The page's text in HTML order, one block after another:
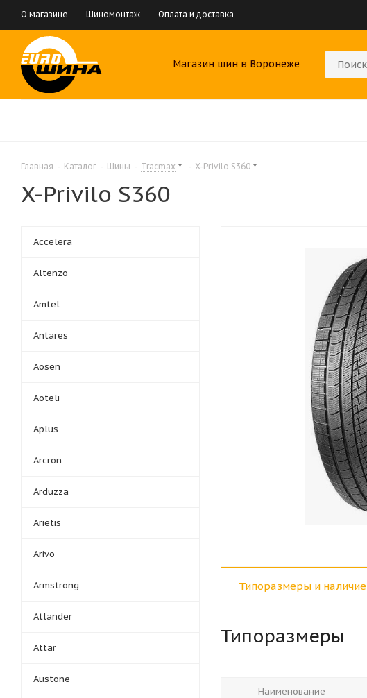
О магазине Шиномонтаж Оплата и доставка
Магазин шин в Воронеже
Главная - Каталог - Шины - Tracmax - X-Privilo S360
X-Privilo S360
Типоразмеры и наличие
Типоразмеры
Наименование
Accelera
Altenzo
Amtel
Antares
Aosen
Aoteli
Aplus
Arcron
Arduzza
Arietis
Arivo
Armstrong
Atlander
Attar
Austone